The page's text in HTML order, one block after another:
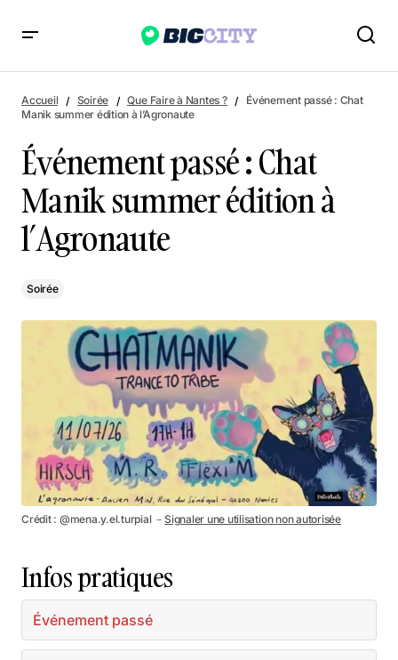
Événement passé : Chat Manik summer édition à l’Agronaute
Accueil Soirée Que Faire à Nantes ?
Événement passé : Chat
Manik summer édition à l’Agronaute
Événement passé : Chat
Manik summer édition à
l’Agronaute
Soirée
Crédit : @mena.y.el.turpial －Signaler une utilisation non autorisée
Infos pratiques
Événement passé